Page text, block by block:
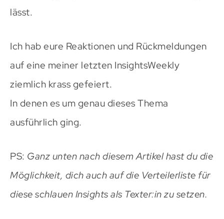
lässt.
Ich hab eure Reaktionen und Rückmeldungen
auf eine meiner letzten InsightsWeekly
ziemlich krass gefeiert.
In denen es um genau dieses Thema
ausführlich ging.
PS: Ganz unten nach diesem Artikel hast du die
Möglichkeit, dich auch auf die Verteilerliste für
diese schlauen Insights als Texter:in zu setzen.